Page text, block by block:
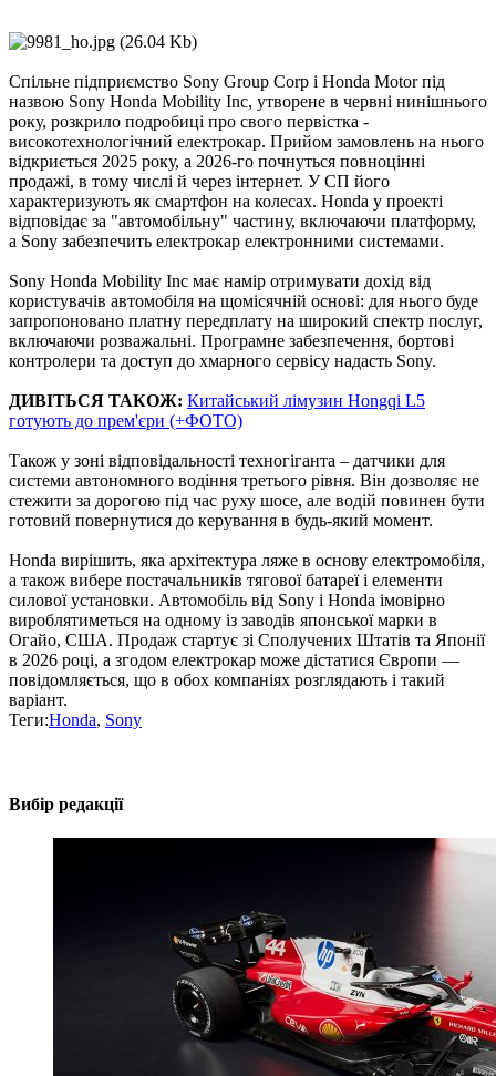
Спільне підприємство Sony Group Corp і Honda Motor під
назвою Sony Honda Mobility Inc, утворене в червні нинішнього
року, розкрило подробиці про свого первістка -
високотехнологічний електрокар. Прийом замовлень на нього
відкриється 2025 року, а 2026-го почнуться повноцінні
продажі, в тому числі й через інтернет. У СП його
характеризують як смартфон на колесах. Honda у проекті
відповідає за "автомобільну" частину, включаючи платформу,
а Sony забезпечить електрокар електронними системами.
Sony Honda Mobility Inc має намір отримувати дохід від
користувачів автомобіля на щомісячній основі: для нього буде
запропоновано платну передплату на широкий спектр послуг,
включаючи розважальні. Програмне забезпечення, бортові
контролери та доступ до хмарного сервісу надасть Sony.
ДИВІТЬСЯ ТАКОЖ: Китайський лімузин Hongqi L5
готують до прем'єри (+ФОТО)
Також у зоні відповідальності техногіганта – датчики для
системи автономного водіння третього рівня. Він дозволяє не
стежити за дорогою під час руху шосе, але водій повинен бути
готовий повернутися до керування в будь-який момент.
Honda вирішить, яка архітектура ляже в основу електромобіля,
а також вибере постачальників тягової батареї і елементи
силової установки. Автомобіль від Sony і Honda імовірно
вироблятиметься на одному із заводів японської марки в
Огайо, США. Продаж стартує зі Сполучених Штатів та Японії
в 2026 році, а згодом електрокар може дістатися Європи —
повідомляється, що в обох компаніях розглядають і такий
варіант.
Теги:Honda, Sony
Вибір редакції